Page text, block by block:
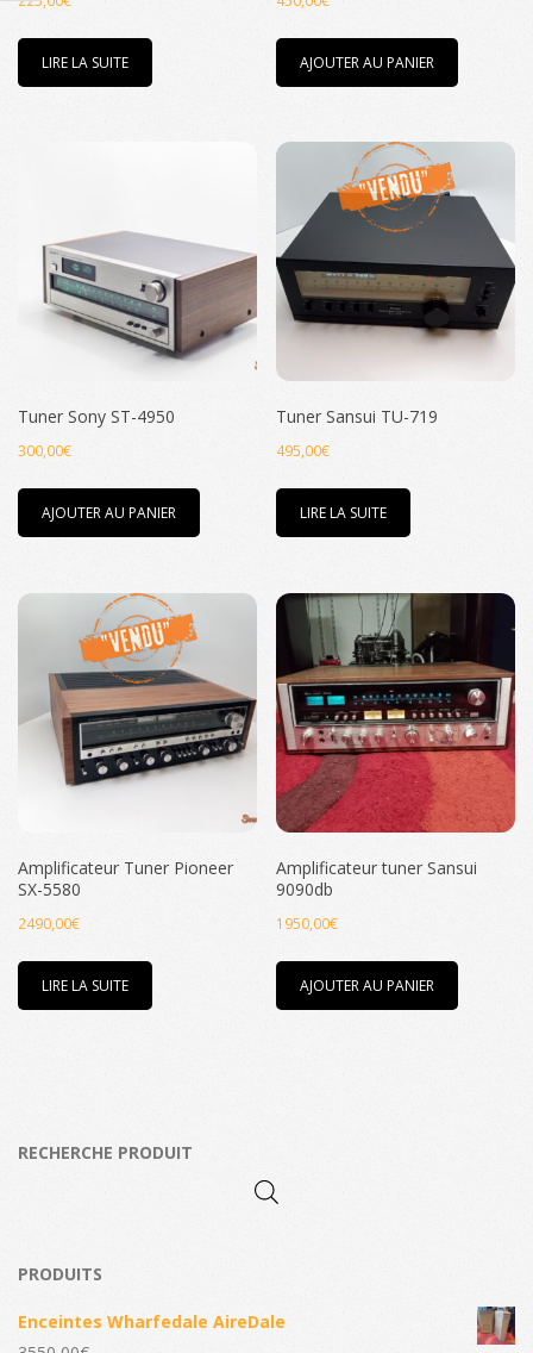
LIRE LA SUITE AJOUTER AU PANIER
Tuner Sony ST-4950
300,00€
AJOUTER AU PANIER
Tuner Sansui TU-719
495,00€
LIRE LA SUITE
Amplificateur Tuner Pioneer
SX-5580
2490,00€
LIRE LA SUITE
Amplificateur tuner Sansui
9090db
1950,00€
AJOUTER AU PANIER
RECHERCHE PRODUIT
PRODUITS
Enceintes Wharfedale AireDale